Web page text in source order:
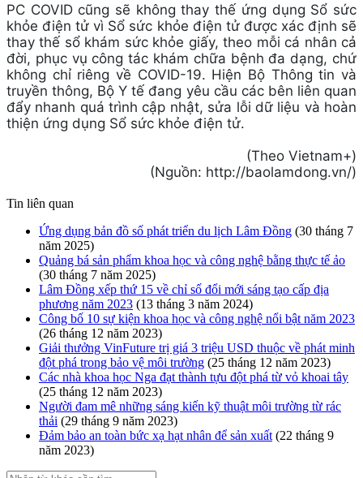
PC COVID cũng sẽ không thay thế ứng dụng Sổ sức
khỏe điện tử vì Sổ sức khỏe điện tử được xác định sẽ
thay thế sổ khám sức khỏe giấy, theo mỗi cá nhân cả
đời, phục vụ công tác khám chữa bệnh đa dạng, chứ
không chỉ riêng về COVID-19. Hiện Bộ Thông tin và
truyền thông, Bộ Y tế đang yêu cầu các bên liên quan
đẩy nhanh quá trình cập nhật, sửa lỗi dữ liệu và hoàn
thiện ứng dụng Sổ sức khỏe điện tử.
(Theo Vietnam+)
(Nguồn: http://baolamdong.vn/)
Tin liên quan
Ứng dụng bản đồ số phát triển du lịch Lâm Đồng (30 tháng 7
năm 2025)
Quảng bá sản phẩm khoa học và công nghệ bằng thực tế ảo
(30 tháng 7 năm 2025)
Lâm Đồng xếp thứ 15 về chỉ số đổi mới sáng tạo cấp địa
phương năm 2023 (13 tháng 3 năm 2024)
Công bố 10 sự kiện khoa học và công nghệ nổi bật năm 2023
(26 tháng 12 năm 2023)
Giải thưởng VinFuture trị giá 3 triệu USD thuộc về phát minh
đột phá trong bảo vệ môi trường (25 tháng 12 năm 2023)
Các nhà khoa học Nga đạt thành tựu đột phá từ vỏ khoai tây
(25 tháng 12 năm 2023)
Người đam mê những sáng kiến kỹ thuật môi trường từ rác
thải (29 tháng 9 năm 2023)
Đảm bảo an toàn bức xạ hạt nhân để sản xuất (22 tháng 9
năm 2023)